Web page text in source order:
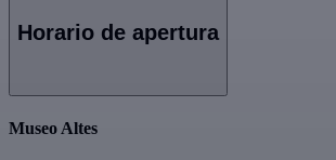
Horario de apertura
Museo Altes